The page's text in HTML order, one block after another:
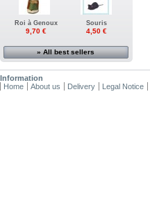
Roi à Genoux
9,70 €
Souris
4,50 €
» All best sellers
Information
Home
About us Delivery Legal Notice